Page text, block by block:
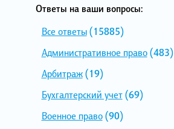
Ответы на ваши вопросы:
Все ответы(15885)
Административное право(483)
Арбитраж(19)
Бухгалтерский учет(69)
Военное право(90)